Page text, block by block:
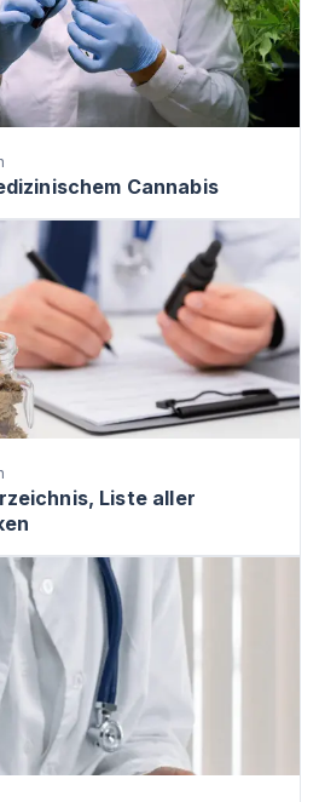
Cannabis
Liste aller